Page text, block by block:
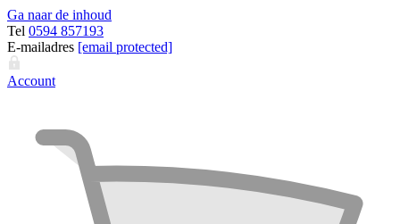
Ga naar de inhoud
Tel 0594 857193
E-mailadres [email protected]
Account